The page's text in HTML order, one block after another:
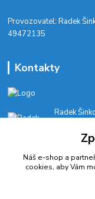
​Provozovatel: Radek
49472135
Kontakty
Radek
E-SHOP:
Náš e-shop a
cookies, aby Vám